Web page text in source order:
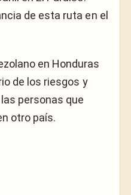
de esta ruta en el
en Honduras
de los riesgos y
personas que
otro país.